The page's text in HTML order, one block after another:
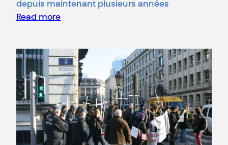
depuis maintenant plusieurs années
Read more